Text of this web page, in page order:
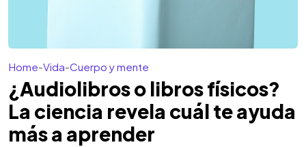
Home-Vida-Cuerpo y mente
¿Audiolibros o libros físicos?
La ciencia revela cuál te ayuda
más a aprender